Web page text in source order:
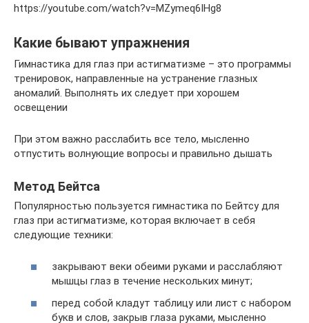
https://youtube.com/watch?v=MZymeq6IHg8
Какие бывают упражнения
Гимнастика для глаз при астигматизме – это программы
тренировок, направленные на устранение глазных
аномалий. Выполнять их следует при хорошем
освещении
При этом важно расслабить все тело, мысленно
отпустить волнующие вопросы и правильно дышать
Метод Бейтса
Популярностью пользуется гимнастика по Бейтсу для
глаз при астигматизме, которая включает в себя
следующие техники:
закрывают веки обеими руками и расслабляют
мышцы глаз в течение нескольких минут;
перед собой кладут таблицу или лист с набором
букв и слов, закрыв глаза руками, мысленно